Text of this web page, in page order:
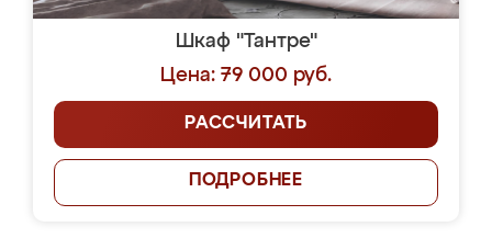
Шкаф "Тантре"
Цена: 79 000 руб.
РАССЧИТАТЬ
ПОДРОБНЕЕ